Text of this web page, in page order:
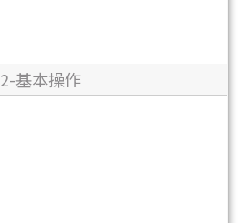
2-基本操作